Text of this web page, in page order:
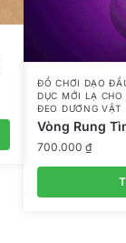
ĐỒ CHƠI DẠO
DỤC MỚI LẠ CHO
ĐEO DƯƠNG VẬT
Vòng Rung
700.000 ₫